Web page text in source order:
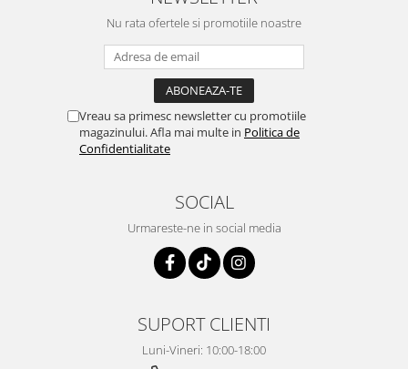
Nu rata ofertele si promotiile noastre
Vreau sa primesc newsletter cu promotiile
magazinului. Afla mai multe in Politica de
Confidentialitate
SOCIAL
Urmareste-ne in social media
SUPORT CLIENTI
Luni-Vineri: 10:00-18:00